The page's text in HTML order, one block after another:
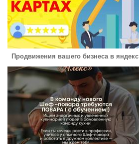
Продвижения вашего бизнеса в яндекс